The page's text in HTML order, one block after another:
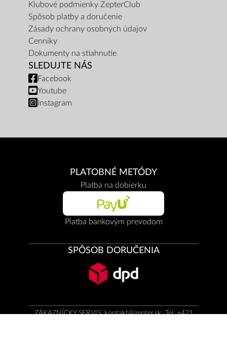
Klubové podmienky ZepterClub
Spôsob platby a doručenie
Zásady ochrany osobných údajov
Cenníky
Dokumenty na stiahnutie
SLEDUJTE NÁS
Facebook
Youtube
Instagram
PLATOBNÉ METÓDY
Platba na dobierku
Platba bankovým prevodom
SPÔSOB DORUČENIA
ZÁKAZNÍCKY SERVIS:kontakt@zepter.sk; Tel: +421